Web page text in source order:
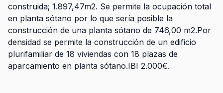
construida; 1.897,47m2. Se permite la ocupación total
en planta sótano por lo que sería posible la
construcción de una planta sótano de 746,00 m2.Por
densidad se permite la construcción de un edificio
plurifamiliar de 18 viviendas con 18 plazas de
aparcamiento en planta sótano.IBI 2.000€.